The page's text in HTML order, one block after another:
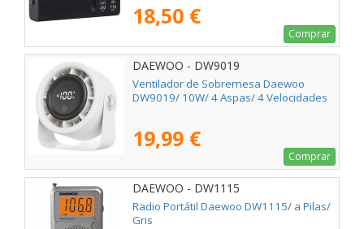
18,50 €
Comprar
DAEWOO - DW9019
Ventilador de Sobremesa Daewoo
DW9019/ 10W/ 4 Aspas/ 4 Velocidades
19,99 €
Comprar
DAEWOO - DW1115
Radio Portátil Daewoo DW1115/ a Pilas/
Gris